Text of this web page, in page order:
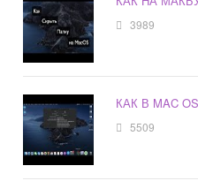
3989
КАК В MAC
5509